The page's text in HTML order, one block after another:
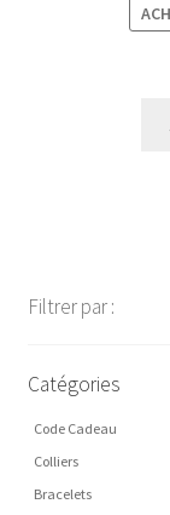
Filtrer par :
Catégories
Code Cadeau
Colliers
Bracelets